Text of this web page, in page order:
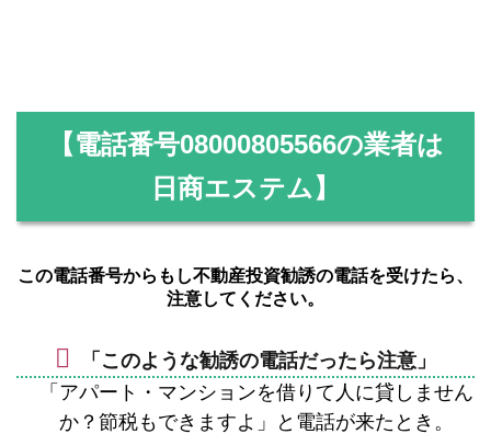
【電話番号08000805566の業者は
日商エステム】
この電話番号からもし不動産投資勧誘の電話を受けたら、
注意してください。
「このような勧誘の電話だったら注意」
「アパート・マンションを借りて人に貸しません
か？節税もできますよ」と電話が来たとき。